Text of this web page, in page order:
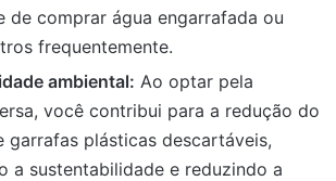
de comprar água engarrafada ou
frequentemente.
ambiental: Ao optar pela
você contribui para a redução do
garrafas plásticas descartáveis,
a sustentabilidade e reduzindo a